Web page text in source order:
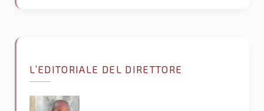
L’EDITORIALE DEL DIRETTORE